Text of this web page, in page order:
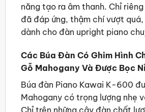
năng tạo ra âm thanh. Chỉ
đã đáp ứng, thậm chí vượt
dành cho đàn upright piano
Các Búa Đàn Có Ghim Hình
Gỗ Mahogany Và Được Bọc
Búa đàn Piano Kawai K-600
Mahogany có trọng lượng nhẹ
Chỉ trên những cây đàn chất